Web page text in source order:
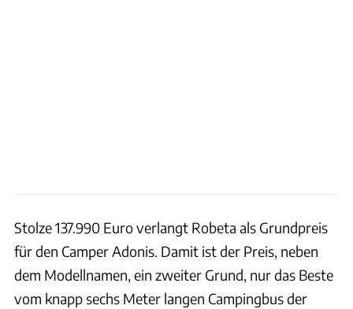
Stolze 137.990 Euro verlangt Robeta als Grundpreis
für den Camper Adonis. Damit ist der Preis, neben
dem Modellnamen, ein zweiter Grund, nur das Beste
vom knapp sechs Meter langen Campingbus der